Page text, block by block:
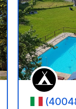
à vos favoris